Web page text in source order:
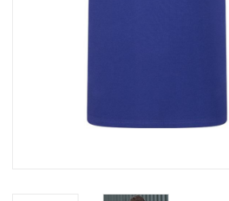
DENIM / SPIJKERGOED